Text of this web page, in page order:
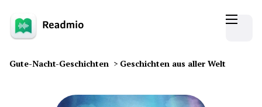
Gute-Nacht-Geschichten > Geschichten aus aller Welt